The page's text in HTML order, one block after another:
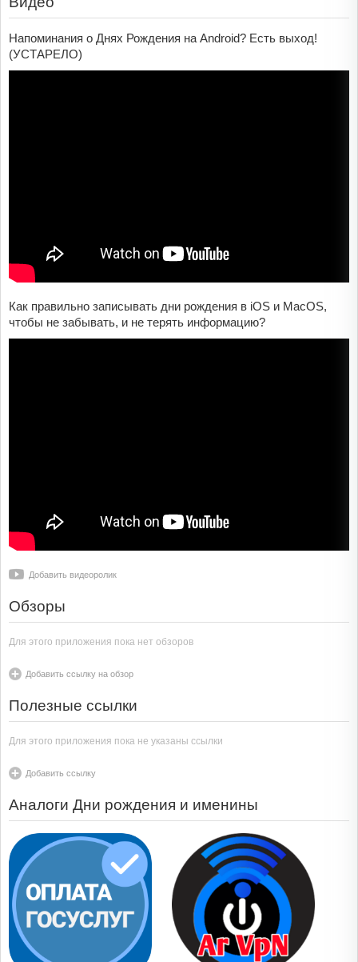
Напоминания о Днях Рождения на Android? Есть выход!
(УСТАРЕЛО)
Как правильно записывать дни рождения в iOS и MacOS,
чтобы не забывать, и не терять информацию?
Добавить видеоролик
Обзоры
Для этого приложения пока нет обзоров
Добавить ссылку на обзор
Полезные ссылки
Для этого приложения пока не указаны ссылки
Добавить ссылку
Аналоги Дни рождения и именины